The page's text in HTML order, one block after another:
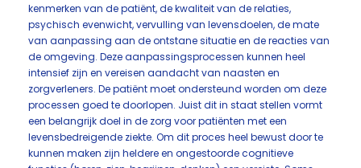
kenmerken van de patiënt, de kwaliteit van de relaties,
psychisch evenwicht, vervulling van levensdoelen, de mate
van aanpassing aan de ontstane situatie en de reacties van
de omgeving. Deze aanpassingsprocessen kunnen heel
intensief zijn en vereisen aandacht van naasten en
zorgverleners. De patiënt moet ondersteund worden om deze
processen goed te doorlopen. Juist dit in staat stellen vormt
een belangrijk doel in de zorg voor patiënten met een
levensbedreigende ziekte. Om dit proces heel bewust door te
kunnen maken zijn heldere en ongestoorde cognitieve